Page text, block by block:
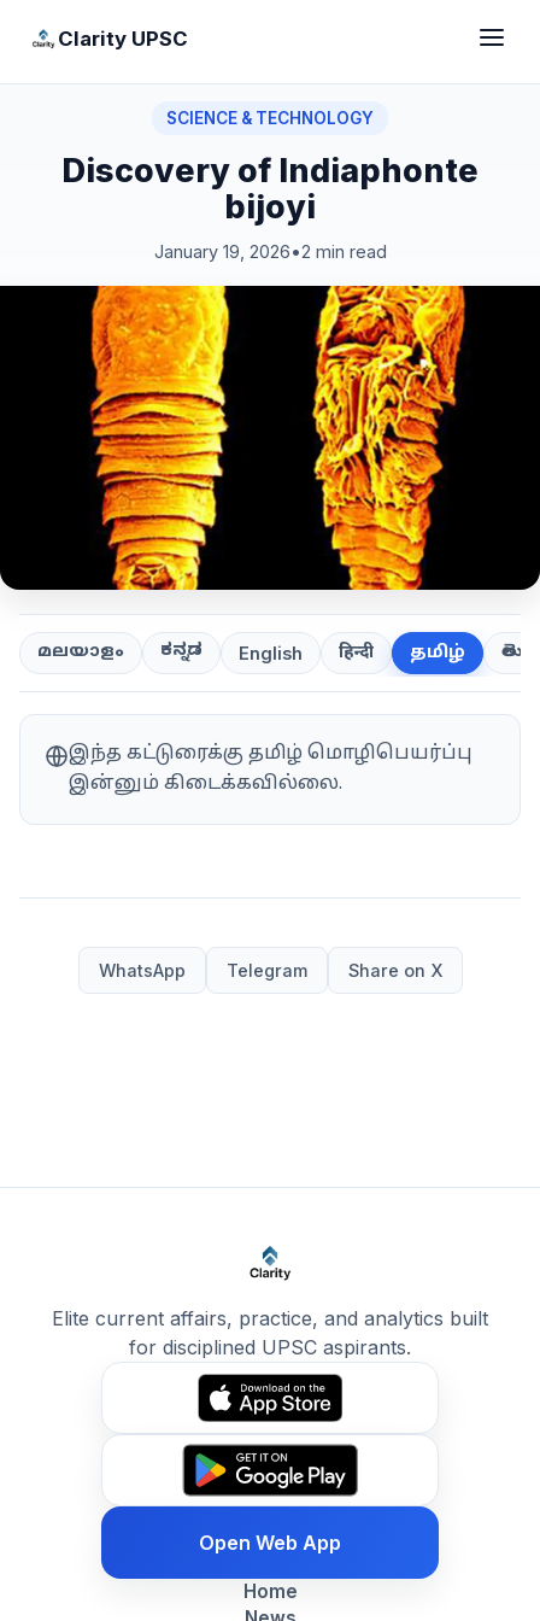
Clarity UPSC
SCIENCE & TECHNOLOGY
Discovery of Indiaphonte
bijoyi
January 19, 2026•2 min read
മലയാളം ಕನ್ನಡ English हिन्दी தமிழ்
இந்த கட்டுரைக்கு தமிழ் மொழிபெயர்ப்பு
இன்னும் கிடைக்கவில்லை.
WhatsApp Telegram Share on X
Elite current affairs, practice, and analytics built
for disciplined UPSC aspirants.
Open Web App
Home